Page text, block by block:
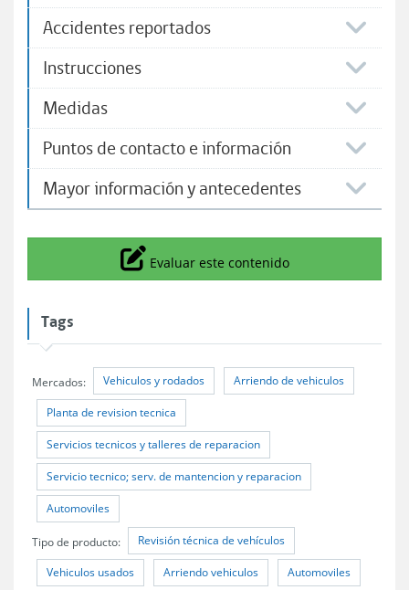
Accidentes reportados
Instrucciones
Medidas
Puntos de contacto e información
Mayor información y antecedentes
Icono
Evaluar este contenido
Tags
Mercados: Vehiculos y rodados Arriendo de vehiculos
Planta de revision tecnica
Servicios tecnicos y talleres de reparacion
Servicio tecnico; serv. de mantencion y reparacion
Automoviles
Tipo de producto: Revisión técnica de vehículos
Vehiculos usados Arriendo vehiculos Automoviles